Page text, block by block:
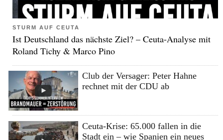
STURM AUF CEUTA
Ist Deutschland das nächste Ziel? – Ceuta-Analyse mit
Roland Tichy & Marco Pino
Club der Versager: Peter Hahne
rechnet mit der CDU ab
Ceuta-Krise: 65.000 fallen in die
Stadt ein – wie Spanien ein neues